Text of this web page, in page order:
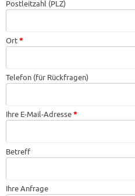
Postleitzahl (PLZ)
Ort*
Telefon (für Rückfragen)
Ihre E-Mail-Adresse*
Betreff
Ihre Anfrage